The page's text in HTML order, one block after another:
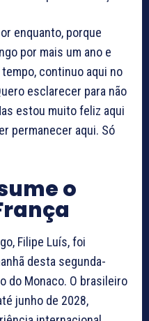
enquanto, porque
por mais um ano e
continuo aqui no
esclarecer para não
estou muito feliz aqui
permanecer aqui. Só
o
Filipe Luís, foi
desta segunda-
do Monaco. O brasileiro
junho de 2028,